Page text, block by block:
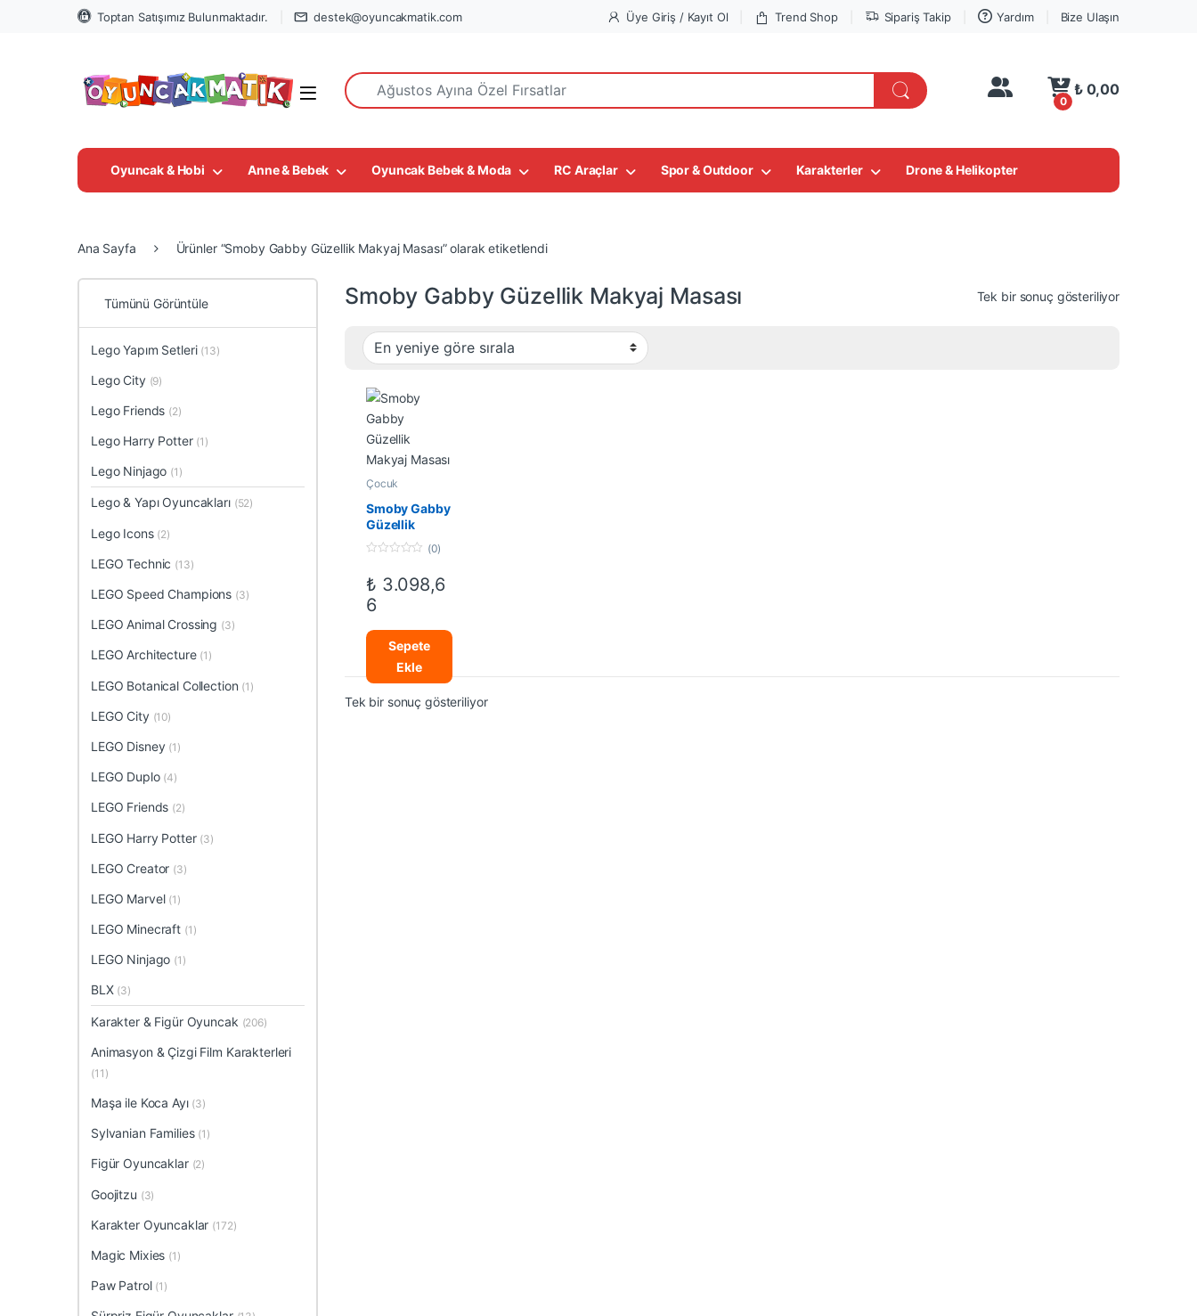
Toptan Satışımız Bulunmaktadır. destek@oyuncakmatik.com Üye Giriş / Kayıt Ol Trend Shop Sipariş Takip Yardım Bize Ulaşın
Open
Search for:
My Account
0
₺0,00
Oyuncak & Hobi Anne & Bebek Oyuncak Bebek & Moda RC Araçlar Spor & Outdoor Karakterler Drone & Helikopter
Ana Sayfa Ürünler “Smoby Gabby Güzellik Makyaj Masası” olarak etiketlendi
Smoby Gabby Güzellik Makyaj Masası Tek bir sonuç gösteriliyor
Çocuk
Oyuncakları
ve Güzellik
Setleri
Smoby Gabby
Güzellik
Makyaj
Masası
u
o
(0)
₺ 3.098,6
6
Sepete
Ekle
Tek bir sonuç gösteriliyor
Tümünü Görüntüle
Lego Yapım Setleri (13)
Lego City (9)
Lego Friends (2)
Lego Harry Potter (1)
Lego Ninjago (1)
Lego & Yapı Oyuncakları (52)
Lego Icons (2)
LEGO Technic (13)
LEGO Speed Champions (3)
LEGO Animal Crossing (3)
LEGO Architecture (1)
LEGO Botanical Collection (1)
LEGO City (10)
LEGO Disney (1)
LEGO Duplo (4)
LEGO Friends (2)
LEGO Harry Potter (3)
LEGO Creator (3)
LEGO Marvel (1)
LEGO Minecraft (1)
LEGO Ninjago (1)
BLX (3)
Karakter & Figür Oyuncak (206)
Animasyon & Çizgi Film Karakterleri
(11)
Maşa ile Koca Ayı (3)
Sylvanian Families (1)
Figür Oyuncaklar (2)
Goojitzu (3)
Karakter Oyuncaklar (172)
Magic Mixies (1)
Paw Patrol (1)